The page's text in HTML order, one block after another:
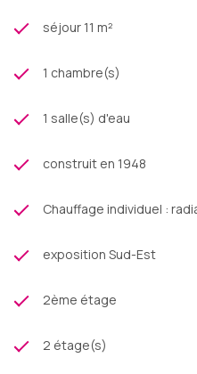
séjour 11 m²
1 chambre(s)
1 salle(s) d'eau
construit en 1948
Chauffage individuel :
exposition Sud-Est
2ème étage
2 étage(s)